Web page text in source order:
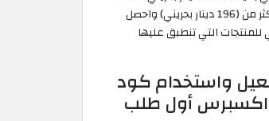
تكون مشترياتك أكثر من (196 دينار بحريني) واحصل
التي تنطبق عليها
واستخدام كود
أول طلب